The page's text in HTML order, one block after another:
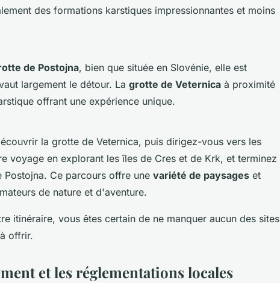
des formations karstiques impressionnantes et moins
de Postojna, bien que située en Slovénie, elle est
largement le détour. La grotte de Veternica à proximité
offrant une expérience unique.
la grotte de Veternica, puis dirigez-vous vers les
voyage en explorant les îles de Cres et de Krk, et terminez
Ce parcours offre une variété de paysages et
de nature et d'aventure.
itinéraire, vous êtes certain de ne manquer aucun des sites
offrir.
et les réglementations locales